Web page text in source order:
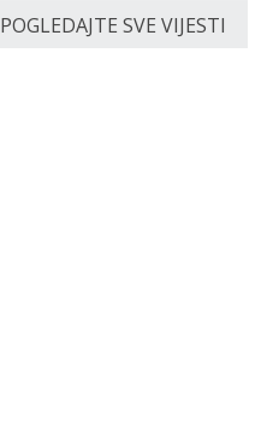
POGLEDAJTE SVE VIJESTI